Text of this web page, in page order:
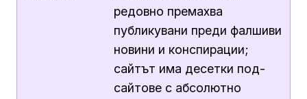
редовно премахва
публикувани преди фалшиви
новини и конспирации;
сайтът има десетки под-
сайтове с абсолютно